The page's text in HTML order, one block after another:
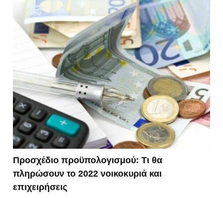
Προσχέδιο προϋπολογισμού: Τι θα
πληρώσουν το 2022 νοικοκυριά και
επιχειρήσεις